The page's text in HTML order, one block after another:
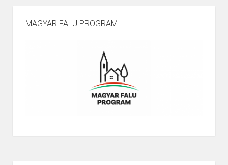
MAGYAR FALU PROGRAM